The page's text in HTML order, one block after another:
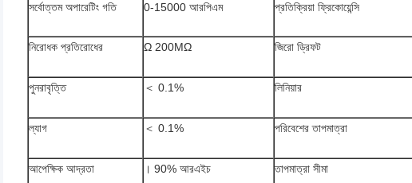
সর্বোত্তম অপারেটিং গতি 0-15000 আরপিএম প্রতিক্রিয়া ফ্রিকোয়েন্সি
নিরোধক প্রতিরোধের Ω 200MΩ জিরো ড্রিফট
পুনরাবৃত্তি ＜ 0.1% লিনিয়ার
ল্যাগ ＜ 0.1% পরিবেশের তাপমাত্রা
আপেক্ষিক আদ্রতা । 90% আরএইচ তাপমাত্রা সীমা